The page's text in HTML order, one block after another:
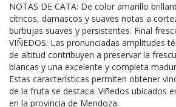
NOTAS DE CATA: De color amarillo
cítricos, damascos y suaves notas a
burbujas suaves y persistentes. Final
VIÑEDOS: Las pronunciadas amplitudes
de altitud contribuyen a preservar la
blancas y una excelente y completa
Estas características permiten obtener
de la fruta se destaca. Viñedos ubicados
en la provincia de Mendoza.